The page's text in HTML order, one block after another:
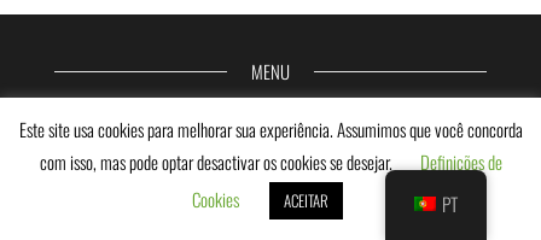
MENU
Home
O Projeto InclusiveCourts
Este site usa cookies para melhorar sua experiência. Assumimos que você concorda
com isso, mas pode optar desactivar os cookies se desejar.
Definições de
Cookies
ACEITAR PT